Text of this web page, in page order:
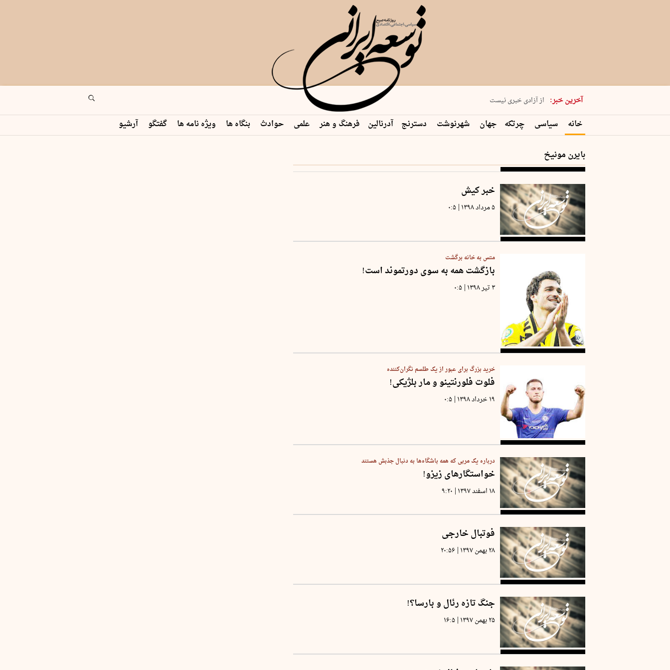
آخرین خبر:
یکشنبه 18 مرداد 1405 شماره 2245
از آزادی خبری نیست
۸۸۸ نفر سال گذشته بر اثر غرق‌شدگی جان …
غارت در روز روشن
حمید محرمیان، پایه‌گذار نشریه…
خانه سیاسی چرتکه جهان شهرنوشت دسترنج آدرنالین فرهنگ و هنر علمی حوادث بنگاه ها ویژه نامه ها گفتگو آرشیو
بایرن مونیخ
خبر کیش
۵ مرداد ۱۳۹۸ | ۰:۵
متس به خانه برگشت
بازگشت همه به سوی دورتموند است!
۳ تیر ۱۳۹۸ | ۰:۵
خرید بزرگ برای عبور از یک طلسم نگران‌کننده
فلوت فلورنتینو و مار بلژیکی!
۱۹ خرداد ۱۳۹۸ | ۰:۵
درباره یک مربی که همه باشگاه‌ها به دنبال جذبش هستند
خواستگارهای زیزو!
۱۸ اسفند ۱۳۹۷ | ۹:۲۰
فوتبال خارجی
۲۸ بهمن ۱۳۹۷ | ۲۰:۵۶
جنگ تازه رئال و بارسا؟!
۲۵ بهمن ۱۳۹۷ | ۱۶:۵